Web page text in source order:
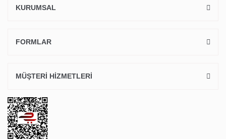
KURUMSAL
FORMLAR
MÜŞTERİ HİZMETLERİ